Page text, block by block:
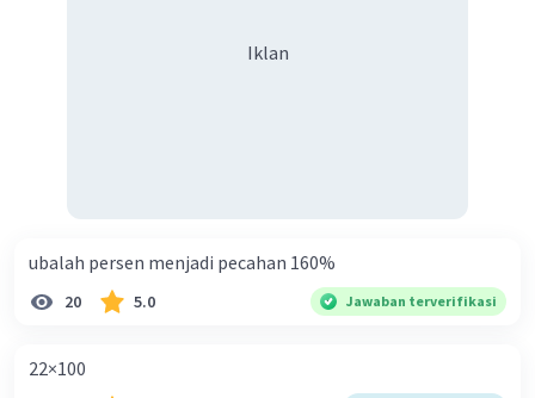
Iklan
ubalah persen menjadi pecahan 160%
20 5.0 Jawaban terverifikasi
22×100